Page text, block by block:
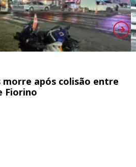
morre após colisão entre
Fiorino